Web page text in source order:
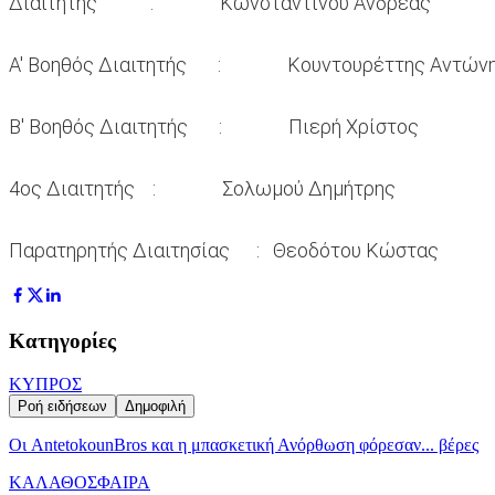
Α' Βοηθός Διαιτητής : Κουντουρέττης
Β' Βοηθός Διαιτητής : Πιερή Χρίστος
4ος Διαιτητής : Σολωμού Δημήτρης
Παρατηρητής Διαιτησίας : Θεοδότου Κώστας
Κατηγορίες
ΚΥΠΡΟΣ
Ροή ειδήσεων Δημοφιλή
Oι AntetokounBros και η μπασκετική Ανόρθωση φόρεσαν... βέρες
ΚΑΛΑΘΟΣΦΑΙΡΑ